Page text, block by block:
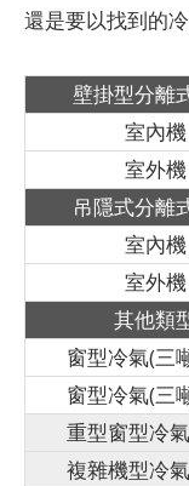
還是要以找到的
壁掛型分離
室內機
室外機
吊隱式分離
室內機
室外機
其他類
窗型冷氣(三
窗型冷氣(三
重型窗型冷
複雜機型冷